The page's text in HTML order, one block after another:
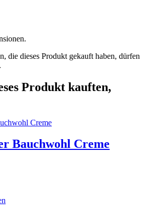
die dieses Produkt gekauft haben, dürfen
Produkt kauften,
Bauchwohl Creme